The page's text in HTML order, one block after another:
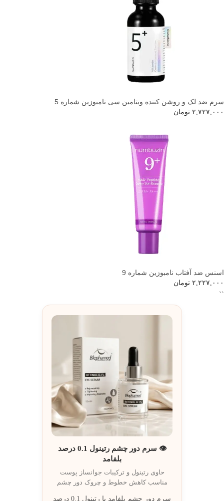
سرم ضد لک و روشن کننده ویتامین سی نامبوزین شماره 5
۲,۷۲۷,۰۰۰ تومان
اسنس ضد آفتاب نامبوزین شماره 9
۲,۲۲۷,۰۰۰ تومان
``
👁️ سرم دور چشم رتینول 0.1 درصد
بلفامد
حاوی رتینول و ترکيبات جوانساز پوست
مناسب کاهش خطوط و چروک دور چشم
سرم دور چشم بلفامد با رتینول 0.1 درصد